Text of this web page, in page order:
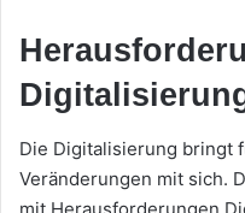
Die Digitalisierung bringt
Veränderungen mit sich.